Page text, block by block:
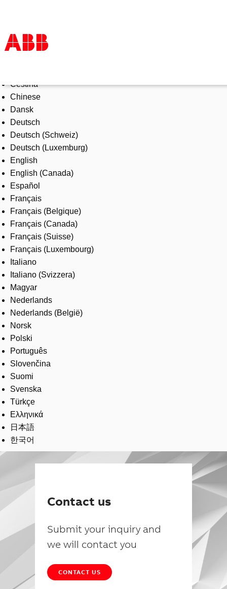
Products & Solutions
Industries
Services
About us
Where to buy
Contact us
Careers
Čeština
Chinese
Dansk
Deutsch
Deutsch (Schweiz)
Deutsch (Luxemburg)
English
English (Canada)
Español
Français
Français (Belgique)
Français (Canada)
Français (Suisse)
Français (Luxembourg)
Italiano
Italiano (Svizzera)
Magyar
Nederlands
Nederlands (België)
Norsk
Polski
Português
Slovenčina
Suomi
Svenska
Türkçe
Ελληνικά
日本語
한국어
Contact us
Submit your inquiry and
we will contact you
CONTACT US